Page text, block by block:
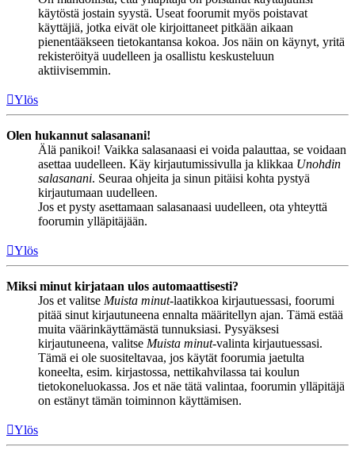
käytöstä jostain syystä. Useat foorumit myös poistavat
käyttäjiä, jotka eivät ole kirjoittaneet pitkään aikaan
pienentääkseen tietokantansa kokoa. Jos näin on käynyt, yritä
rekisteröityä uudelleen ja osallistu keskusteluun
aktiivisemmin.
Ylös
Olen hukannut salasanani!
Älä panikoi! Vaikka salasanaasi ei voida palauttaa, se voidaan
asettaa uudelleen. Käy kirjautumissivulla ja klikkaa Unohdin
salasanani. Seuraa ohjeita ja sinun pitäisi kohta pystyä
kirjautumaan uudelleen.
Jos et pysty asettamaan salasanaasi uudelleen, ota yhteyttä
foorumin ylläpitäjään.
Ylös
Miksi minut kirjataan ulos automaattisesti?
Jos et valitse Muista minut-laatikkoa kirjautuessasi, foorumi
pitää sinut kirjautuneena ennalta määritellyn ajan. Tämä estää
muita väärinkäyttämästä tunnuksiasi. Pysyäksesi
kirjautuneena, valitse Muista minut-valinta kirjautuessasi.
Tämä ei ole suositeltavaa, jos käytät foorumia jaetulta
koneelta, esim. kirjastossa, nettikahvilassa tai koulun
tietokoneluokassa. Jos et näe tätä valintaa, foorumin ylläpitäjä
on estänyt tämän toiminnon käyttämisen.
Ylös